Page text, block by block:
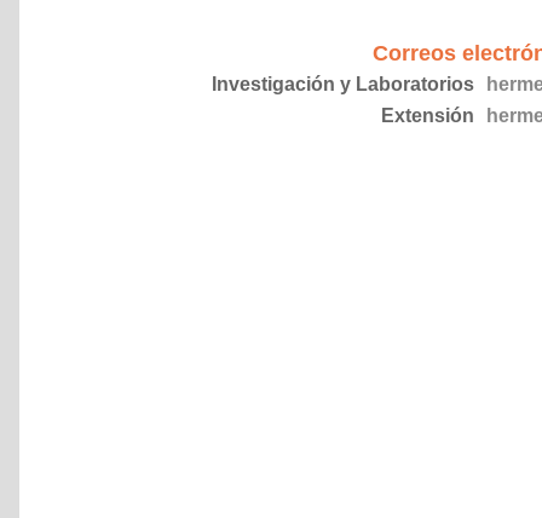
Correos
Investigación y Laboratorios
Extensión